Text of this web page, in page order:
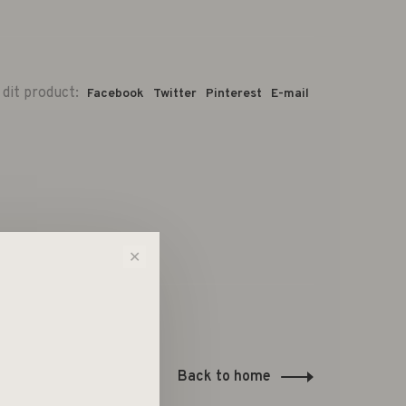
product: Facebook Twitter Pinterest E-mail
Back to home
✕